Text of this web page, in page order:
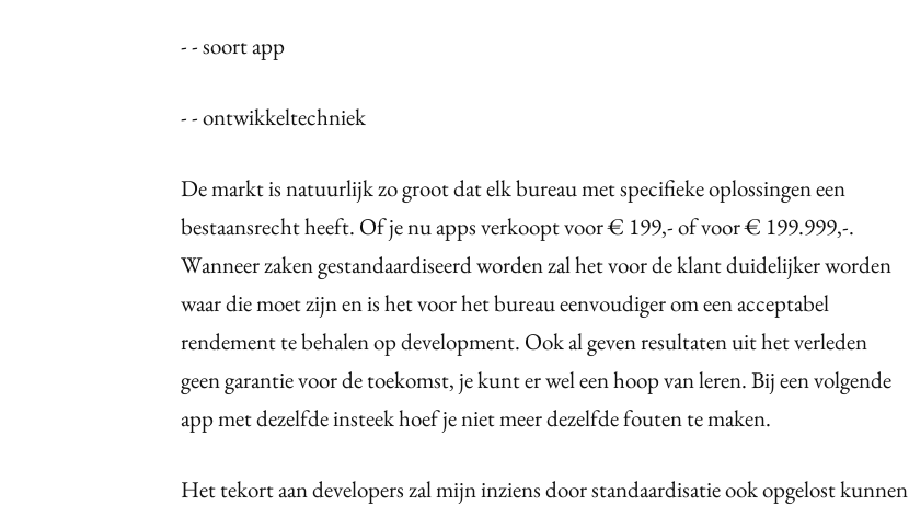
- - soort app
- - ontwikkeltechniek
De markt is natuurlijk zo groot dat elk bureau met specifieke oplossingen een
bestaansrecht heeft. Of je nu apps verkoopt voor € 199,- of voor € 199.999,-.
Wanneer zaken gestandaardiseerd worden zal het voor de klant duidelijker worden
waar die moet zijn en is het voor het bureau eenvoudiger om een acceptabel
rendement te behalen op development. Ook al geven resultaten uit het verleden
geen garantie voor de toekomst, je kunt er wel een hoop van leren. Bij een volgende
app met dezelfde insteek hoef je niet meer dezelfde fouten te maken.
Het tekort aan developers zal mijn inziens door standaardisatie ook opgelost kunnen